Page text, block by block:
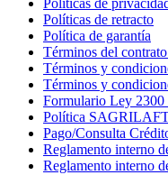
Políticas de
Políticas de retracto
Política de garantía
Términos del
Términos y
Términos y
Formulario Ley 2300
Política
Pago/Consulta
Reglamento interno
Reglamento interno